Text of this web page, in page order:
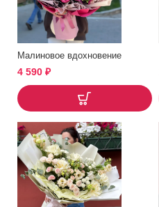
Малиновое вдохновение
4 590 ₽